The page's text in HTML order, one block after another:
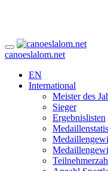
canoeslalom.net
EN
International
Meister des
Sieger
Ergebnislisten